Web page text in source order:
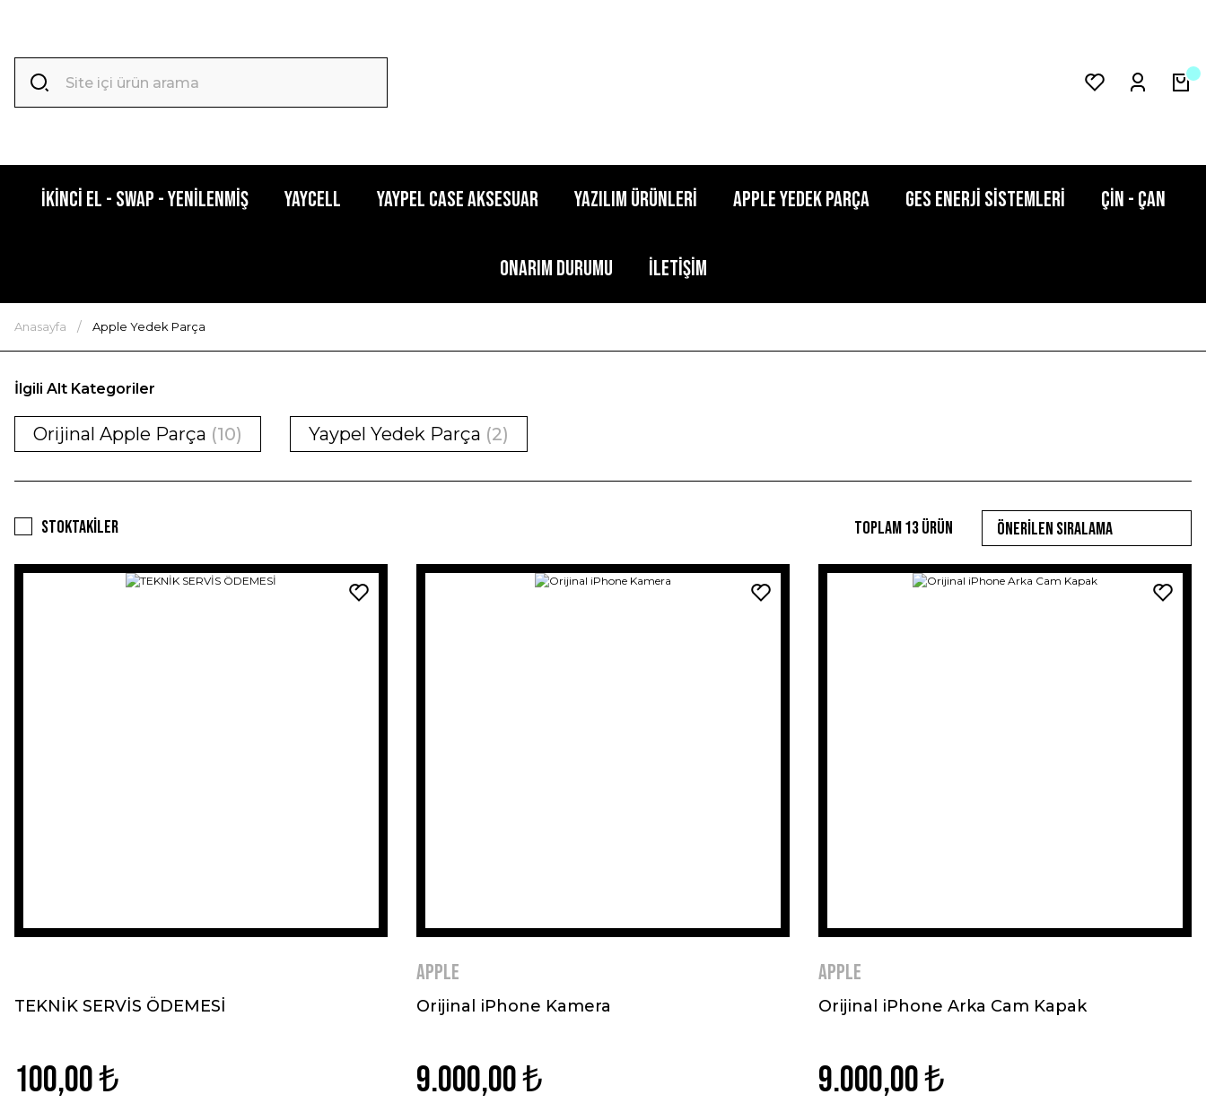
İkinci El - Swap - Yenilenmiş YAYCELL Yaypel Case Aksesuar Yazılım Ürünleri Apple Yedek Parça GES Enerji Sistemleri ÇİN - ÇAN
Onarım Durumu İletişim
Anasayfa Apple Yedek Parça
İlgili Alt Kategoriler
Orijinal Apple Parça (10) Yaypel Yedek Parça (2)
Stoktakiler Toplam 13 ürün
TEKNİK SERVİS ÖDEMESİ
100,00 ₺
Apple
Orijinal iPhone Kamera
9.000,00 ₺
Apple
Orijinal iPhone Arka Cam Kapak
9.000,00 ₺